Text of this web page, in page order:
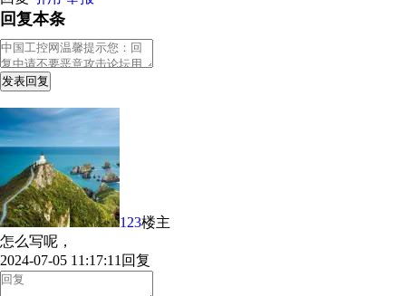
回复本条
发表回复
123楼主
怎么写呢，
2024-07-05 11:17:11 回复